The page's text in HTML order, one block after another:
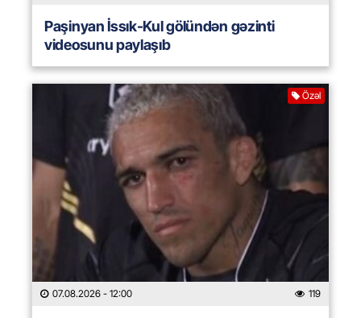
Paşinyan İssık-Kul gölündən gəzinti
videosunu paylaşıb
Özəl
07.08.2026 - 12:00 119